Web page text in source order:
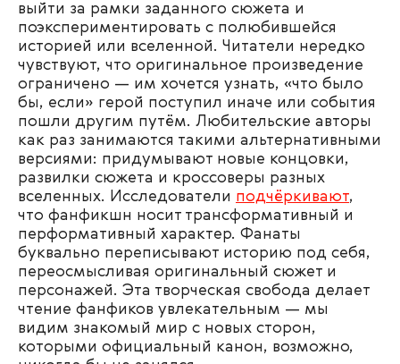
выйти за рамки заданного сюжета и
поэкспериментировать с полюбившейся
историей или вселенной. Читатели нередко
чувствуют, что оригинальное произведение
ограничено — им хочется узнать, «что было
бы, если» герой поступил иначе или события
пошли другим путём. Любительские авторы
как раз занимаются такими альтернативными
версиями: придумывают новые концовки,
развилки сюжета и кроссоверы разных
вселенных. Исследователи подчёркивают,
что фанфикшн носит трансформативный и
перформативный характер. Фанаты
буквально переписывают историю под себя,
переосмысливая оригинальный сюжет и
персонажей. Эта творческая свобода делает
чтение фанфиков увлекательным — мы
видим знакомый мир с новых сторон,
которыми официальный канон, возможно,